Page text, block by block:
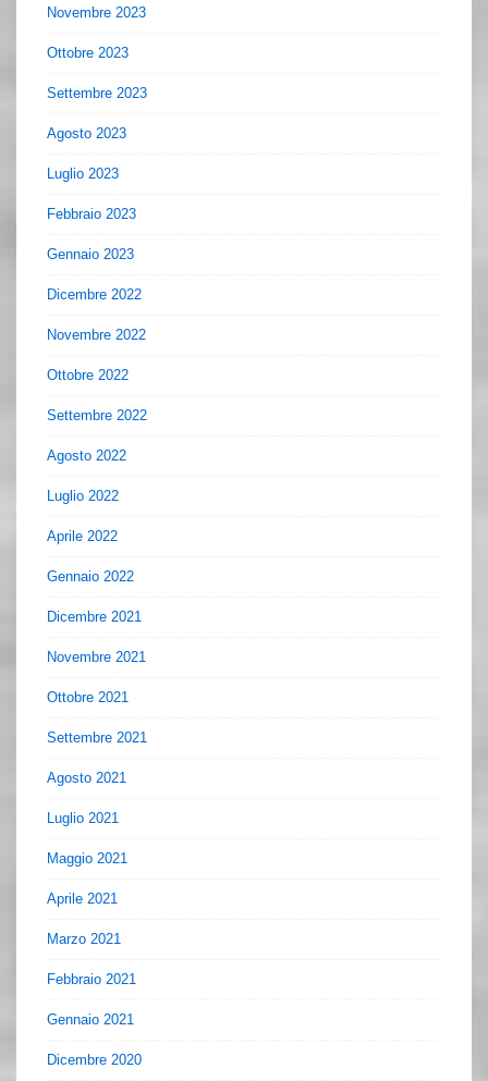
Novembre 2023
Ottobre 2023
Settembre 2023
Agosto 2023
Luglio 2023
Febbraio 2023
Gennaio 2023
Dicembre 2022
Novembre 2022
Ottobre 2022
Settembre 2022
Agosto 2022
Luglio 2022
Aprile 2022
Gennaio 2022
Dicembre 2021
Novembre 2021
Ottobre 2021
Settembre 2021
Agosto 2021
Luglio 2021
Maggio 2021
Aprile 2021
Marzo 2021
Febbraio 2021
Gennaio 2021
Dicembre 2020